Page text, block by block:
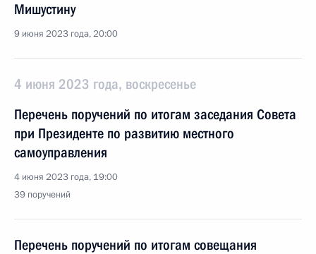
Мишустину
9 июня 2023 года, 20:00
4 июня 2023 года, воскресенье
Перечень поручений по итогам заседания Совета
при Президенте по развитию местного
самоуправления
4 июня 2023 года, 19:00
39 поручений
Перечень поручений по итогам совещания